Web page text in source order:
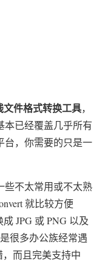
文件格式转换工具，
本已经覆盖几乎所有
台，你需要的只是一
些不太常用或不太熟
就比较方便
JPG 或 PNG 以及
很多办公族经常遇
，而且完美支持中